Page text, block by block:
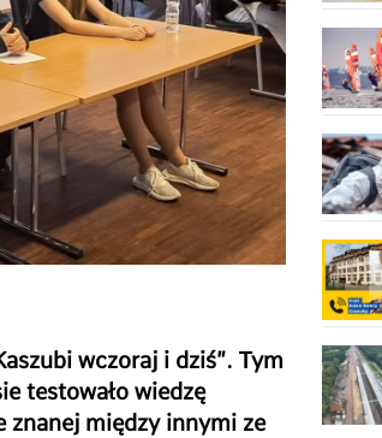
wczoraj i dziś”. Tym
testowało wiedzę
znanej między innymi ze